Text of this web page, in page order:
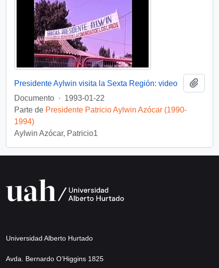
Presidente Aylwin visita la Sexta Región: video
Documento · 1993-01-22
Parte de Presidente Patricio Aylwin Azócar (1990-
1994)
Aylwin Azócar, Patricio1
Universidad Alberto Hurtado
Avda. Bernardo O’Higgins 1825